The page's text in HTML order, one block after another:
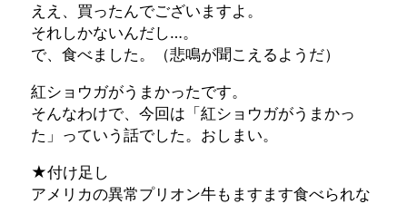
ええ、買ったんでございますよ。
それしかないんだし…。
で、食べました。（悲鳴が聞こえるようだ）
紅ショウガがうまかったです。
そんなわけで、今回は「紅ショウガがうまかっ
た」っていう話でした。おしまい。
★付け足し
アメリカの異常プリオン牛もますます食べられな